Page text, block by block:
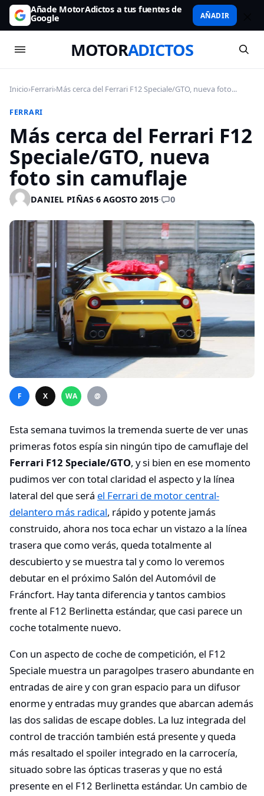
Añade MotorAdictos a tus fuentes de
Google AÑADIR
MOTORADICTOS
Inicio›Ferrari›Más cerca del Ferrari F12 Speciale/GTO, nueva foto...
FERRARI
Más cerca del Ferrari F12
Speciale/GTO, nueva
foto sin camuflaje
DANIEL PIÑAS·6 AGOSTO 2015· 0
F X WA @
Esta semana tuvimos la tremenda suerte de ver unas
primeras fotos espía sin ningún tipo de camuflaje del
Ferrari F12 Speciale/GTO, y si bien en ese momento
pudimos ver con total claridad el aspecto y la línea
lateral del que será el Ferrari de motor central-
delantero más radical, rápido y potente jamás
construido, ahora nos toca echar un vistazo a la línea
trasera que como verás, queda totalmente al
descubierto y se muestra tal y como lo veremos
debutar en el próximo Salón del Automóvil de
Fráncfort. Hay tanta diferencia y tantos cambios
frente al F12 Berlinetta estándar, que casi parece un
coche totalmente nuevo.
Con un aspecto de coche de competición, el F12
Speciale muestra un paragolpes trasero abundante en
entradas de aire y con gran espacio para un difusor
enorme y entradas muy grandes que abarcan además
las dos salidas de escape dobles. La luz integrada del
control de tracción también está presente y queda
más resaltado el spoiler integrado en la carrocería,
situado sobre las ópticas traseras y que no está
presente en el F12 Berlinetta estándar. Un cambio de